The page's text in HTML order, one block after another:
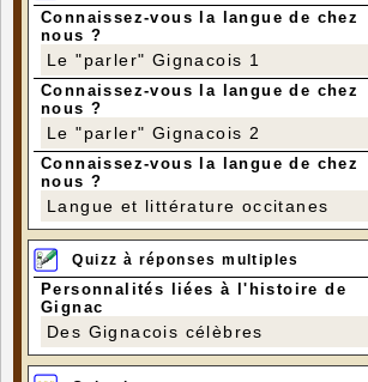
Connaissez-vous la langue de chez
nous ?
Le "parler" Gignacois 1
Connaissez-vous la langue de chez
nous ?
Le "parler" Gignacois 2
Connaissez-vous la langue de chez
nous ?
Langue et littérature occitanes
Quizz à réponses multiples
Personnalités liées à l'histoire de
Gignac
Des Gignacois célèbres